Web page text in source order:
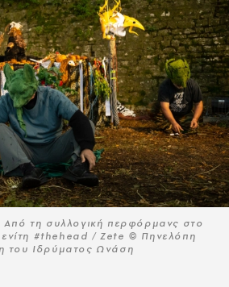
τη συλλογική περφόρμανς στο
#thehead / Zete © Πηνελόπη
του Ιδρύματος Ωνάση